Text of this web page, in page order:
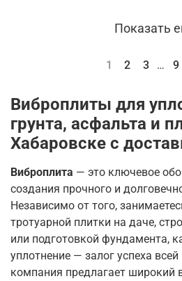
Показать
1 2 3 … 9
Виброплиты для
грунта, асфальта и
Хабаровске с
Виброплита — это ключевое
создания прочного и
Независимо от того,
тротуарной плитки на даче,
или подготовкой фундамента,
уплотнение — залог успеха
компания предлагает широкий